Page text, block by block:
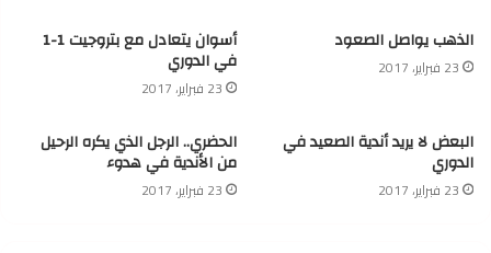
الذهب يواصل الصعود
23 فبراير، 2017
أسوان يتعادل مع بتروجيت 1-1
في الدوري
23 فبراير، 2017
البعض لا يريد أندية الصعيد في
الدوري
23 فبراير، 2017
الحضري.. الرجل الذي يكره الرحيل
من الأندية في هدوء
23 فبراير، 2017